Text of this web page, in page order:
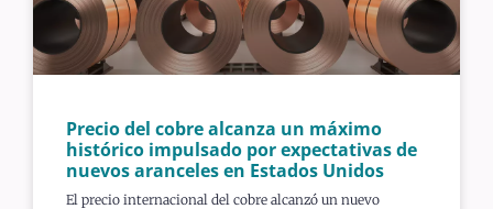
Precio del cobre alcanza un máximo
histórico impulsado por expectativas de
nuevos aranceles en Estados Unidos
El precio internacional del cobre alcanzó un nuevo